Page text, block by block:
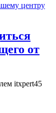
центру
от
itxpert45